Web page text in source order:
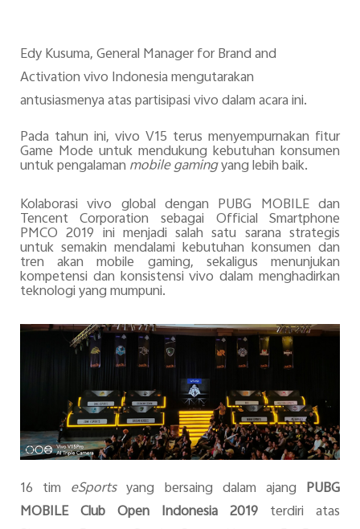
Edy Kusuma, General Manager for Brand and
Activation vivo Indonesiamengutarakan
antusiasmenya atas partisipasi vivo dalam acara ini.
Pada tahun ini, vivo V15 terus menyempurnakan fitur
Game Mode untuk mendukung kebutuhan konsumen
untuk pengalaman mobile gamingyang lebih baik.
Kolaborasivivo global dengan PUBG MOBILE dan
Tencent Corporation sebagai Official Smartphone
PMCO 2019 ini menjadi salah satu sarana strategis
untuk semakin mendalami kebutuhan konsumendan
trenakan mobile gaming, sekaligus menunjukan
kompetensi dan konsistensivivo dalam menghadirkan
teknologi yang mumpuni.
16 tim eSportsyang bersaing dalam ajang PUBG
MOBILE Club Open Indonesia 2019 terdiri atas